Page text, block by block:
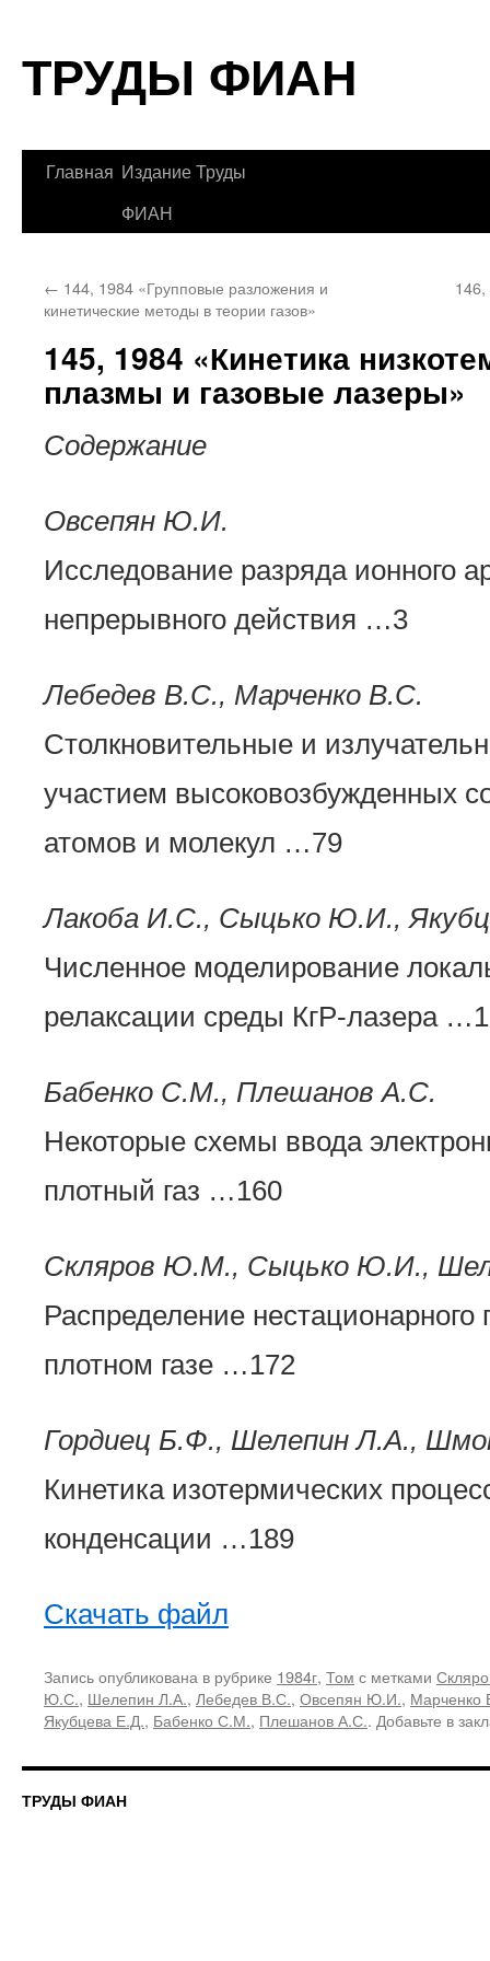
содержимому
ТРУДЫ ФИАН
Главная Издание Труды
ФИАН
← 144, 1984 «Групповые разложения и
кинетические методы в теории газов»
145, 1984 «Кинетика
плазмы и газовые лазеры»
Содержание
Овсепян Ю.И.
Исследование разряда ионного
непрерывного действия …3
Лебедев В.С., Марченко В.С.
Столкновительные и
участием высоковозбужденных
атомов и молекул …79
Лакоба И.С., Сыцько Ю.И.,
Численное моделирование
релаксации среды КгР-лазера
Бабенко С.М., Плешанов А.С.
Некоторые схемы ввода
плотный газ …160
Скляров Ю.М., Сыцько Ю.И.,
Распределение нестационарного
плотном газе …172
Гордиец Б.Ф., Шелепин Л.А.,
Кинетика изотермических
конденсации …189
Скачать файл
Запись опубликована в рубрике 1984г, Том с метками
Ю.С., Шелепин Л.А., Лебедев В.С., Овсепян Ю.И., Марченко
Якубцева Е.Д., Бабенко С.М., Плешанов А.С.. Добавьте в
ТРУДЫ ФИАН